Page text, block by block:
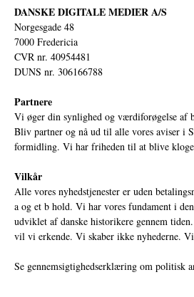
DANSKE DIGITALE MEDIER A/S
Norgesgade 48
7000 Fredericia
CVR nr. 40954481
DUNS nr. 306166788
Partnere
Vi øger din synlighed og værdiforøgelse af
Bliv partner og nå ud til alle vores aviser i
formidling. Vi har friheden til at blive
Vilkår
Alle vores nyhedstjenester er uden
a og et b hold. Vi har vores fundament i
udviklet af danske historikere gennem
vil vi erkende. Vi skaber ikke nyhederne.
Se gennemsigtighedserklæring om politisk